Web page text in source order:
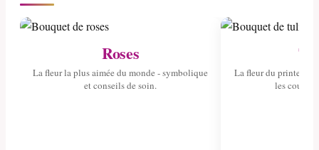
Roses
La fleur la plus aimée du monde - symbolique
et conseils de soin.
La fleur du
les